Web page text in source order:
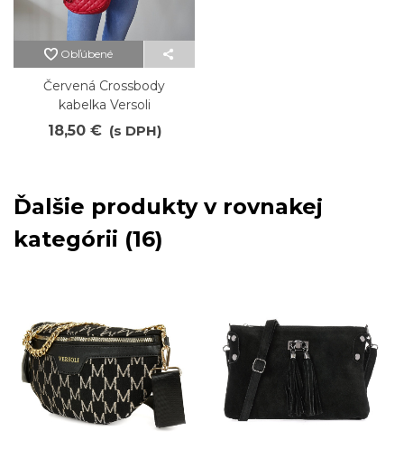
Obľúbené
Červená Crossbody
kabelka Versoli
18,50 € (s DPH)
Ďalšie produkty v rovnakej
kategórii (16)